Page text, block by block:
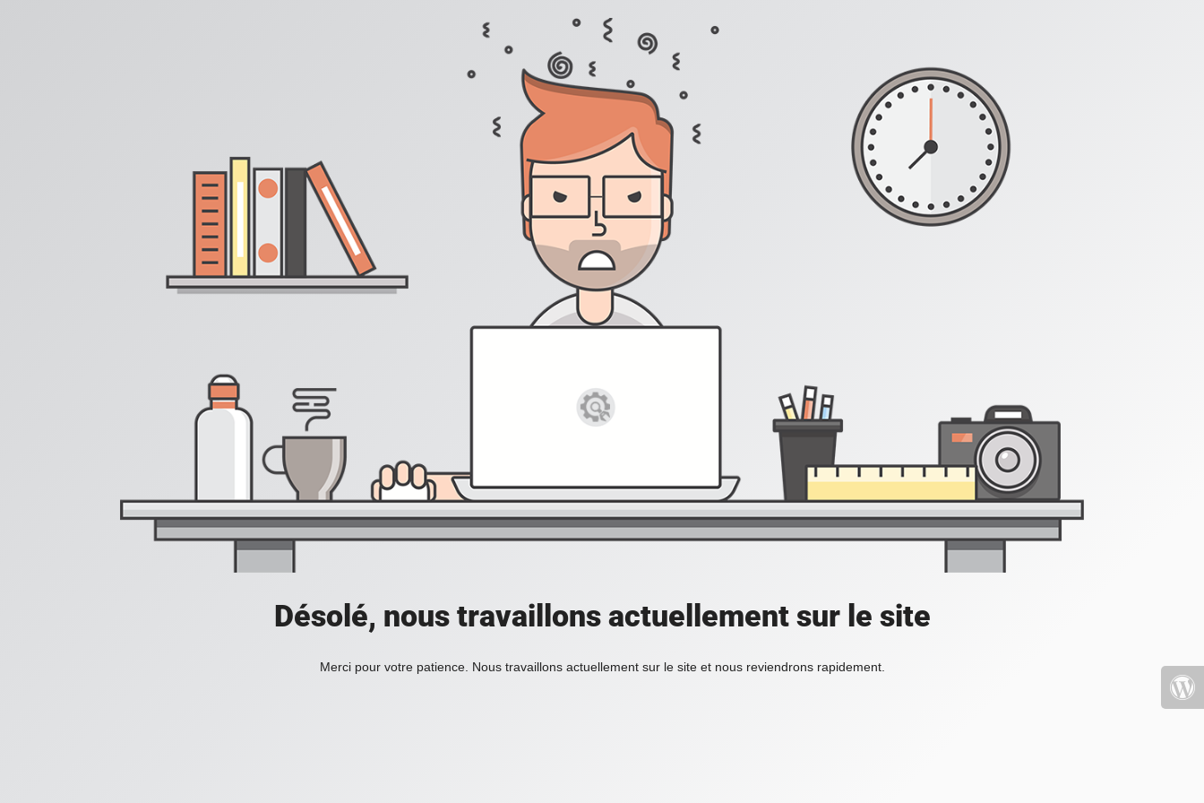
Désolé, nous travaillons actuellement sur le site
Merci pour votre patience. Nous travaillons actuellement sur le site et nous reviendrons rapidement.